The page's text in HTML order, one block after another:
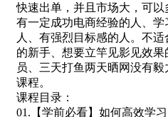
快速出单，并且市场大，可以
有一定成功电商经验的人、
人、有强烈目标感的人。不
的新手、想要立竿见影见效
员、三天打鱼两天晒网没有
课程。
课程目录：
01.【学前必看】如何高效学习